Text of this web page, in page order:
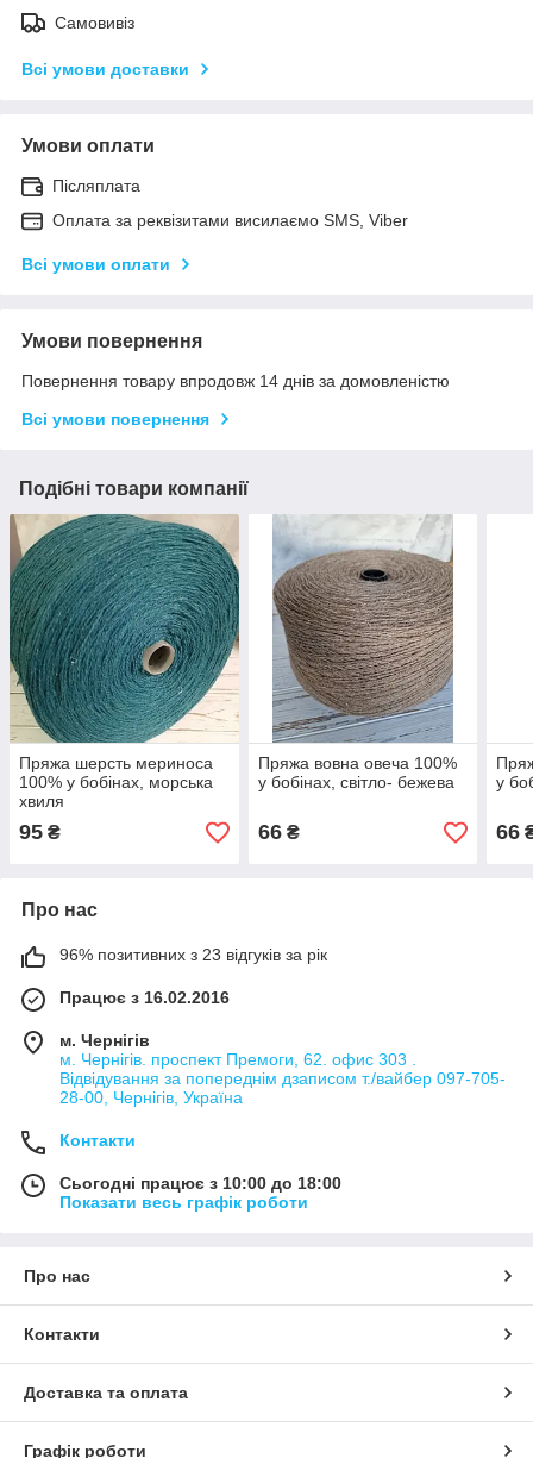
Самовивіз
Всі умови доставки
Умови оплати
Післяплата
Оплата за реквізитами висилаємо SMS, Viber
Всі умови оплати
Умови повернення
Повернення товару впродовж 14 днів за домовленістю
Всі умови повернення
Подібні товари компанії
Пряжа шерсть мериноса
100% у бобінах, морська
хвиля
95 ₴
Пряжа вовна овеча 100%
у бобінах, світло- бежева
66₴
у
66
Про нас
96% позитивних з 23 відгуків за рік
Працює з 16.02.2016
м. Чернігів
м. Чернігів. проспект Премоги, 62. офис 303 .
Відвідування за попереднім дзаписом т./вайбер 097-705-
28-00, Чернігів, Україна
Контакти
Сьогодні працює з 10:00 до 18:00
Показати весь графік роботи
Про нас
Контакти
Доставка та оплата
Графік роботи